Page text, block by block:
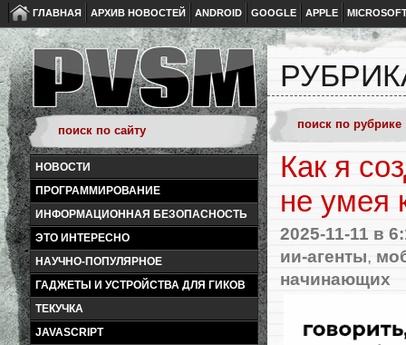
ГЛАВНАЯ АРХИВ НОВОСТЕЙ ANDROID GOOGLE APPLE
НОВОСТИ
ПРОГРАММИРОВАНИЕ
ИНФОРМАЦИОННАЯ БЕЗОПАСНОСТЬ
ЭТО ИНТЕРЕСНО
НАУЧНО-ПОПУЛЯРНОЕ
ГАДЖЕТЫ И УСТРОЙСТВА ДЛЯ ГИКОВ
ТЕКУЧКА
JAVASCRIPT
Как я
не умея
2025-11-11 в
ии-агенты,
начинающих